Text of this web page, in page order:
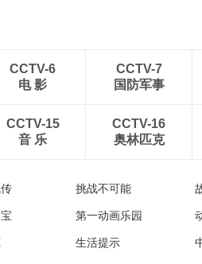
CCTV-6
电 影
CCTV-7
国防军事
CCTV-15
音 乐
CCTV-16
奥林匹克
挑战不可能
第一动画乐园
生活提示